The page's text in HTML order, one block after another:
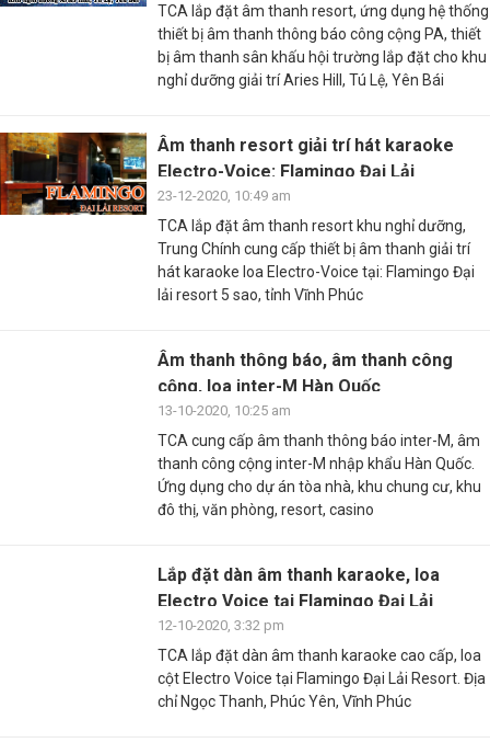
TCA lắp đặt âm thanh resort, ứng dụng hệ thống
thiết bị âm thanh thông báo công cộng PA, thiết
bị âm thanh sân khấu hội trường lắp đặt cho khu
nghỉ dưỡng giải trí Aries Hill, Tú Lệ, Yên Bái
Âm thanh resort giải trí hát karaoke
Electro-Voice: Flamingo Đại Lải
23-12-2020, 10:49 am
TCA lắp đặt âm thanh resort khu nghỉ dưỡng,
Trung Chính cung cấp thiết bị âm thanh giải trí
hát karaoke loa Electro-Voice tại: Flamingo Đại
lải resort 5 sao, tỉnh Vĩnh Phúc
Âm thanh thông báo, âm thanh công
cộng, loa inter-M Hàn Quốc
13-10-2020, 10:25 am
TCA cung cấp âm thanh thông báo inter-M, âm
thanh công cộng inter-M nhập khẩu Hàn Quốc.
Ứng dụng cho dự án tòa nhà, khu chung cư, khu
đô thị, văn phòng, resort, casino
Lắp đặt dàn âm thanh karaoke, loa
Electro Voice tại Flamingo Đại Lải
Resort
12-10-2020, 3:32 pm
TCA lắp đặt dàn âm thanh karaoke cao cấp, loa
cột Electro Voice tại Flamingo Đại Lải Resort. Địa
chỉ Ngọc Thanh, Phúc Yên, Vĩnh Phúc